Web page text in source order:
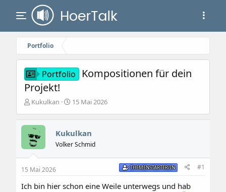
Portfolio
Portfolio
Kompositionen für dein
Projekt!
E
s
t
e
l
r
Kukulkan
E
s
e
l
15 Mai 2026
Kukulkan
Volker Schmid
15 Mai 2026 THEMENSTARTER/IN #1
Ich bin hier schon eine Weile unterwegs und hab